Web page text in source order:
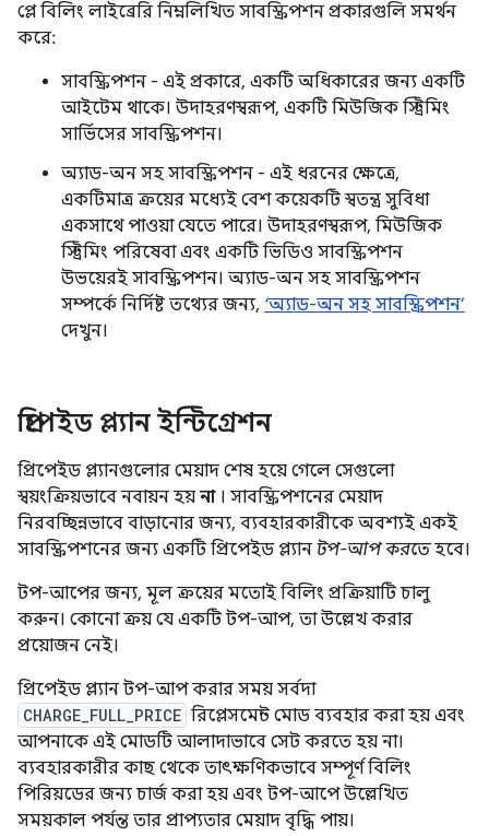
প্লে বিলিং লাইব্রেরি নিম্নলিখিত সাবস্ক্রিপশন প্রকারগুলি সমর্থন
করে:
সাবস্ক্রিপশন - এই প্রকারে, একটি অধিকারের জন্য একটি
আইটেম থাকে। উদাহরণস্বরূপ, একটি মিউজিক স্ট্রিমিং
সার্ভিসের সাবস্ক্রিপশন।
অ্যাড-অন সহ সাবস্ক্রিপশন - এই ধরনের ক্ষেত্রে,
একটিমাত্র ক্রয়ের মধ্যেই বেশ কয়েকটি স্বতন্ত্র সুবিধা
একসাথে পাওয়া যেতে পারে। উদাহরণস্বরূপ, মিউজিক
স্ট্রিমিং পরিষেবা এবং একটি ভিডিও সাবস্ক্রিপশন
উভয়েরই সাবস্ক্রিপশন। অ্যাড-অন সহ সাবস্ক্রিপশন
সম্পর্কে নির্দিষ্ট তথ্যের জন্য, ‘অ্যাড-অন সহ সাবস্ক্রিপশন’
দেখুন।
প্রিপেইড প্ল্যান ইন্টিগ্রেশন
প্রিপেইড প্ল্যানগুলোর মেয়াদ শেষ হয়ে গেলে সেগুলো
স্বয়ংক্রিয়ভাবে নবায়ন হয় না। সাবস্ক্রিপশনের মেয়াদ
নিরবচ্ছিন্নভাবে বাড়ানোর জন্য, ব্যবহারকারীকে অবশ্যই একই
সাবস্ক্রিপশনের জন্য একটি প্রিপেইড প্ল্যান টপ-আপ করতেহবে।
টপ-আপের জন্য, মূল ক্রয়ের মতোই বিলিং প্রক্রিয়াটি চালু
করুন। কোনো ক্রয় যে একটি টপ-আপ, তা উল্লেখ করার
প্রয়োজন নেই।
প্রিপেইড প্ল্যান টপ-আপ করার সময় সর্বদা
CHARGE_FULL_PRICE রিপ্লেসমেন্ট মোড ব্যবহার করা হয় এবং
আপনাকে এই মোডটি আলাদাভাবে সেট করতে হয় না।
ব্যবহারকারীর কাছ থেকে তাৎক্ষণিকভাবে সম্পূর্ণ বিলিং
পিরিয়ডের জন্য চার্জ করা হয় এবং টপ-আপে উল্লেখিত
সময়কাল পর্যন্ত তার প্রাপ্যতার মেয়াদ বৃদ্ধি পায়।